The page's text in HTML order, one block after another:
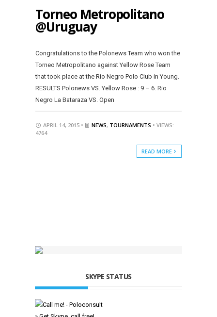
Torneo Metropolitano
@Uruguay
Congratulations to the Polonews Team who won the
Torneo Metropolitano against Yellow Rose Team
that took place at the Rio Negro Polo Club in Young.
RESULTS Polonews VS. Yellow Rose : 9 – 6. Rio
Negro La Bataraza VS. Open
APRIL 14, 2015 • NEWS, TOURNAMENTS • VIEWS:
4764
READ MORE
SKYPE STATUS